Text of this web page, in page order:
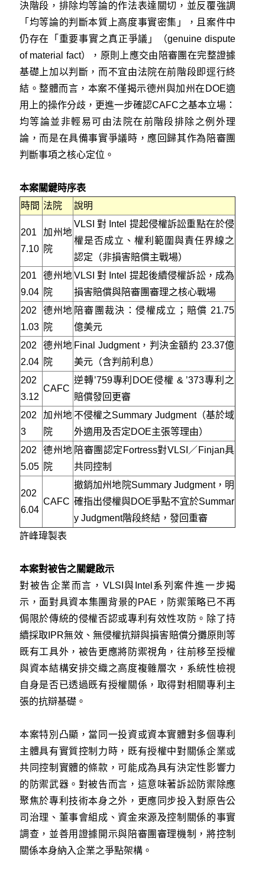
決階段，排除均等論的作法表達關切，並反覆強調
「均等論的判斷本質上高度事實密集」，且案件中
仍存在「重要事實之真正爭議」（genuine dispute
of material fact），原則上應交由陪審團在完整證據
基礎上加以判斷，而不宜由法院在前階段即逕行終
結。整體而言，本案不僅揭示德州與加州在DOE適
用上的操作分歧，更進一步確認CAFC之基本立場：
均等論並非輕易可由法院在前階段排除之例外理
論，而是在具備事實爭議時，應回歸其作為陪審團
判斷事項之核心定位。
本案關鍵時序表
時間 法院 說明
201
7.10
加州地
院
VLSI 對 Intel 提起侵權訴訟重點在於侵
權是否成立、權利範圍與責任界線之
認定（非損害賠償主戰場）
201
9.04
德州地
院
VLSI 對 Intel 提起後續侵權訴訟，成為
損害賠償與陪審團審理之核心戰場
202
1.03
德州地
院
陪審團裁決：侵權成立；賠償 21.75
億美元
202
2.04
德州地
院
Final Judgment，判決金額約 23.37億
美元（含判前利息）
202
3.12
CAFC
逆轉’759專利DOE侵權 & ’373專利之
賠償發回更審
202
3
加州地
院
不侵權之Summary Judgment（基於域
外適用及否定DOE主張等理由）
202
5.05
德州地
院
陪審團認定Fortress對VLSI／Finjan具
共同控制
202
6.04
CAFC
撤銷加州地院Summary Judgment，明
確指出侵權與DOE爭點不宜於Summar
y Judgment階段終結，發回重審
許峰瑋製表
本案對被告之關鍵啟示
對被告企業而言，VLSI與Intel系列案件進一步揭
示，面對具資本集團背景的PAE，防禦策略已不再
侷限於傳統的侵權否認或專利有效性攻防。除了持
續採取IPR無效、無侵權抗辯與損害賠償分攤原則等
既有工具外，被告更應將防禦視角，往前移至授權
與資本結構安排交織之高度複雜層次，系統性檢視
自身是否已透過既有授權關係，取得對相關專利主
張的抗辯基礎。
本案特別凸顯，當同一投資或資本實體對多個專利
主體具有實質控制力時，既有授權中對關係企業或
共同控制實體的條款，可能成為具有決定性影響力
的防禦武器。對被告而言，這意味著訴訟防禦除應
聚焦於專利技術本身之外，更應同步投入對原告公
司治理、董事會組成、資金來源及控制關係的事實
調查，並善用證據開示與陪審團審理機制，將控制
關係本身納入企業之爭點架構。